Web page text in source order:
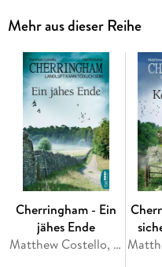
Mehr aus dieser Reihe
Cherringham - Ein
jähes Ende
Matthew Costello, Neil Richards